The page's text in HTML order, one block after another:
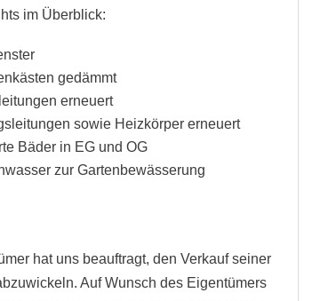
im Überblick:
gedämmt
erneuert
sowie Heizkörper erneuert
Bäder in EG und OG
zur Gartenbewässerung
hat uns beauftragt, den Verkauf seiner
Auf Wunsch des Eigentümers